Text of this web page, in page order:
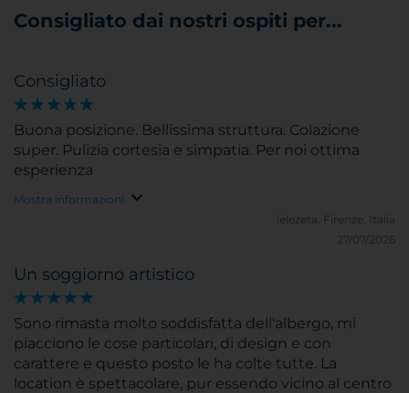
Consigliato dai nostri ospiti per...
Consigliato
Buona posizione. Bellissima struttura. Colazione
super. Pulizia cortesia e simpatia. Per noi ottima
esperienza
Mostra informazioni
lelezeta.
Firenze, Italia
27/07/2026
Un soggiorno artistico
Sono rimasta molto soddisfatta dell'albergo, mi
piacciono le cose particolari, di design e con
carattere e questo posto le ha colte tutte. La
location è spettacolare, pur essendo vicino al centro